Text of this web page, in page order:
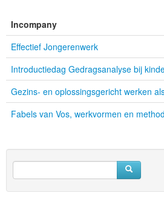
Incompany
Effectief Jongerenwerk
Introductiedag Gedragsanalyse bij
Gezins- en oplossingsgericht werken
Fabels van Vos, werkvormen en